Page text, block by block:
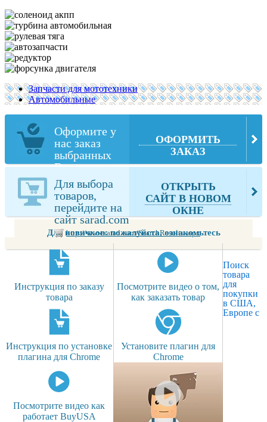
Запчасти для мототехники
Автомобильные
Оформите у
нас заказ
выбранных
Вами товаров
из sarad.com
ОФОРМИТЬ
ЗАКАЗ
Для выбора
товаров,
перейдите на
сайт sarad.com
http://www.sarad.com/SearchResults.aspx
ОТКРЫТЬ
САЙТ В НОВОМ
ОКНЕ
Для новичков: пожалуйста, ознакомьтесь
Инструкция по заказу
товара
Посмотрите видео о том,
как заказать товар
Инструкция по установке
плагина для Chrome
Установите плагин для
Chrome
Посмотрите видео как
работает BuyUSA
Поиск
товара
для
покупки
в США,
Европе с